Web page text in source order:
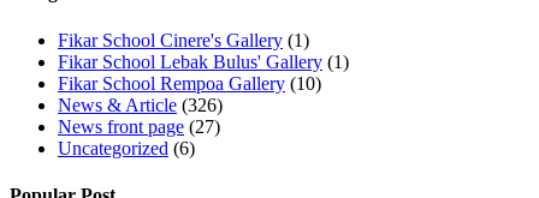
Fikar School Cinere's Gallery (1)
Fikar School Lebak Bulus' Gallery (1)
Fikar School Rempoa Gallery (10)
News & Article (326)
News front page (27)
Uncategorized (6)